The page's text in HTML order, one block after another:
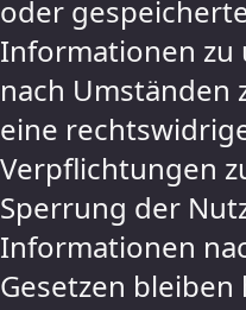
oder
Informationen zu
nach Umständen
eine
Verpflichtungen
Sperrung der
Informationen
Gesetzen